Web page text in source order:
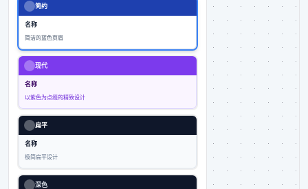
简约
名称
简洁的蓝色页眉
现代
名称
以紫色为点缀的精致设计
扁平
名称
极简扁平设计
深色